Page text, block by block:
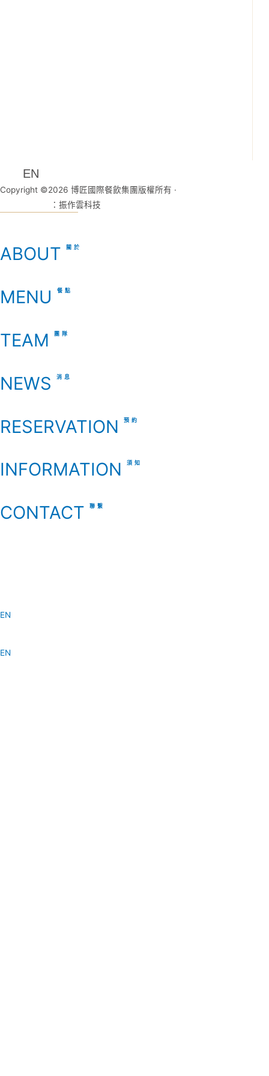
EN
Copyright ©2026 博匠國際餐飲集團版權所有 ·
：振作雲科技
ABOUT 關於
MENU 餐點
TEAM 團隊
NEWS 消息
RESERVATION 預約
INFORMATION 須知
CONTACT 聯繫
EN
EN